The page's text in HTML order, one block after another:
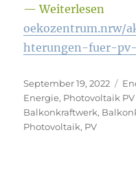
— Weiterlesen
oekozentrum.nrw/
hterungen-fuer-
Veröffentlicht
am
September 19, 2022
Energie, Photovoltaik PV
Balkonkraftwerk,
Photovoltaik, PV